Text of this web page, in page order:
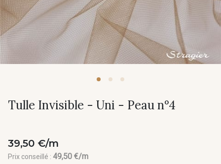
Tulle Invisible - Uni - Peau n°4
39,50 €/m
Prix conseillé : 49,50 €/m